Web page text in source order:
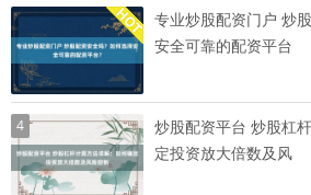
专业炒股配资门户 炒
安全可靠的配资平台
4
炒股配资平台 炒股杠
定投资放大倍数及风